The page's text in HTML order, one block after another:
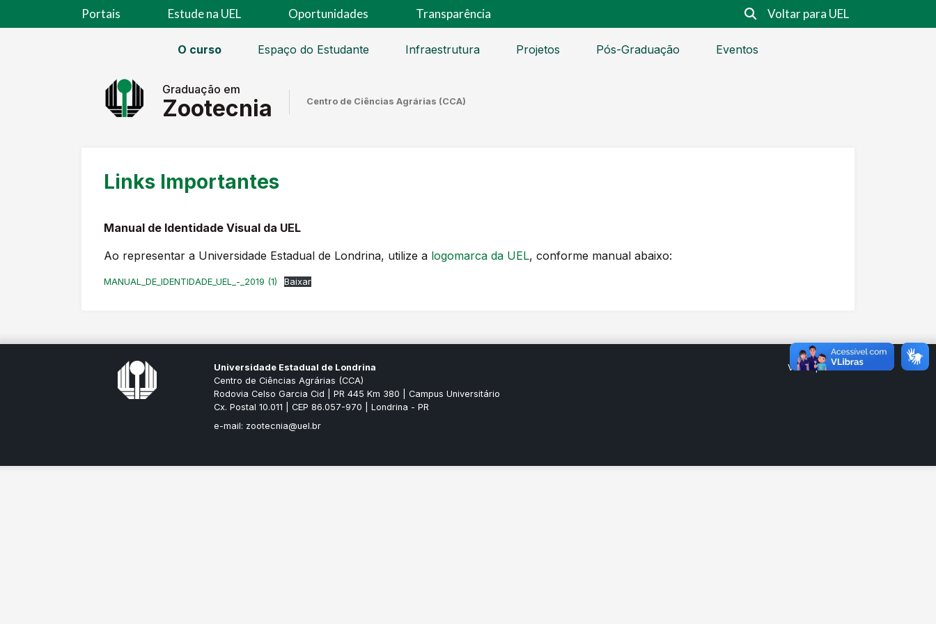
Portais Estude na UEL Oportunidades Transparência Voltar para UEL
O curso Espaço do Estudante Infraestrutura Projetos Pós-Graduação Eventos
Graduação em
Zootecnia Centro de Ciências Agrárias (CCA)
Links Importantes
Manual de Identidade Visual da UEL
Ao representar a Universidade Estadual de Londrina, utilize a logomarca da UEL, conforme manual abaixo:
MANUAL_DE_IDENTIDADE_UEL_-_2019 (1) Baixar
Universidade Estadual de Londrina
Centro de Ciências Agrárias (CCA)
Rodovia Celso Garcia Cid | PR 445 Km 380 | Campus Universitário
Cx. Postal 10.011 | CEP 86.057-970 | Londrina - PR
e-mail: zootecnia@uel.br
Voltar para UEL